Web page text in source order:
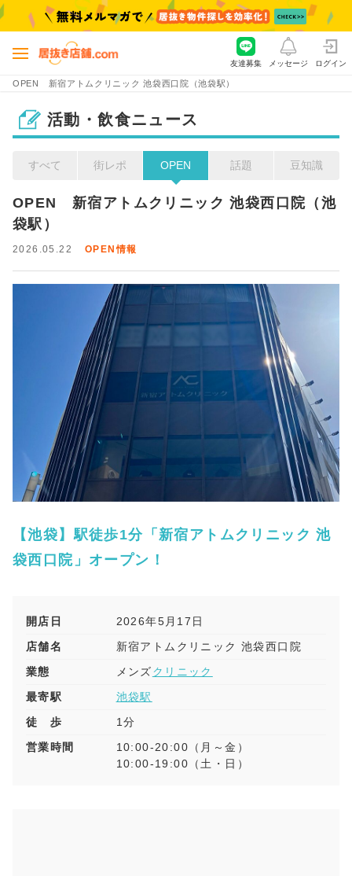
OPEN 新宿アトムクリニック 池袋西口院（池袋駅）
友達募集 メッセージ ログイン
活動・飲食ニュース
すべて 街レポ OPEN 話題 豆知識
OPEN　新宿アトムクリニック 池袋西口院（池
袋駅）
2026.05.22 OPEN情報
【池袋】駅徒歩1分「新宿アトムクリニック 池
袋西口院」オープン！
開店日
2026年5月17日
店舗名
新宿アトムクリニック 池袋西口院
業態
メンズクリニック
最寄駅
池袋駅
徒 歩
1分
営業時間
10:00-20:00（月～金）
10:00-19:00（土・日）